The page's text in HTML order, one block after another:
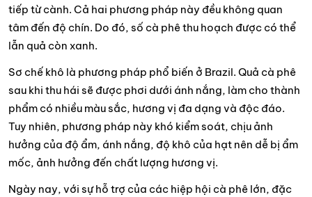
tiếp từ cành. Cả hai phương pháp này đều không quan
tâm đến độ chín. Do đó, số cà phê thu hoạch được có thể
lẫn quả còn xanh.
Sơ chế khô là phương pháp phổ biến ở Brazil. Quả cà phê
sau khi thu hái sẽ được phơi dưới ánh nắng, làm cho thành
phẩm có nhiều màu sắc, hương vị đa dạng và độc đáo.
Tuy nhiên, phương pháp này khó kiểm soát, chịu ảnh
hưởng của độ ẩm, ánh nắng, độ khô của hạt nên dễ bị ẩm
mốc, ảnh hưởng đến chất lượng hương vị.
Ngày nay, với sự hỗ trợ của các hiệp hội cà phê lớn, đặc